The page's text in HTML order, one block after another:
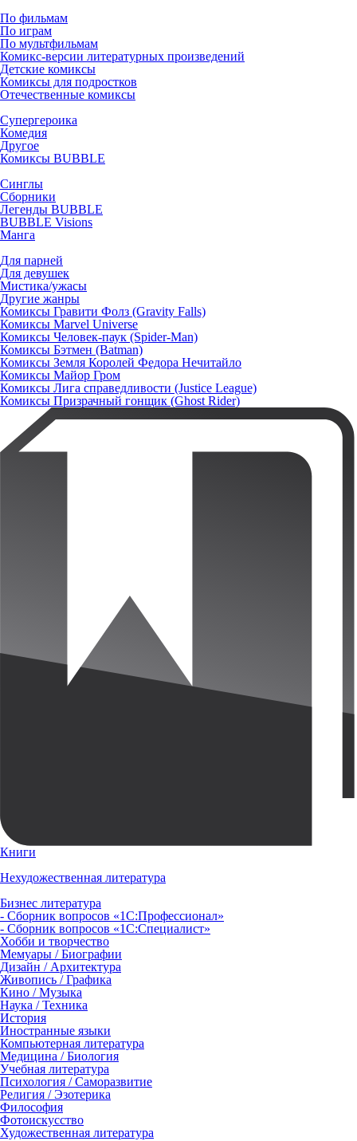
По фильмам
По играм
По мультфильмам
Комикс-версии литературных произведений
Детские комиксы
Комиксы для подростков
Отечественные комиксы
Супергероика
Комедия
Другое
Комиксы BUBBLE
Синглы
Сборники
Легенды BUBBLE
BUBBLE Visions
Манга
Для парней
Для девушек
Мистика/ужасы
Другие жанры
Комиксы Гравити Фолз (Gravity Falls)
Комиксы Marvel Universe
Комиксы Человек-паук (Spider-Man)
Комиксы Бэтмен (Batman)
Комиксы Земля Королей Федора Нечитайло
Комиксы Майор Гром
Комиксы Лига справедливости (Justice League)
Комиксы Призрачный гонщик (Ghost Rider)
Книги
Нехудожественная литература
Бизнес литература
- Сборник вопросов «1С:Профессионал»
- Сборник вопросов «1С:Специалист»
Хобби и творчество
Мемуары / Биографии
Дизайн / Архитектура
Живопись / Графика
Кино / Музыка
Наука / Техника
История
Иностранные языки
Компьютерная литература
Медицина / Биология
Учебная литература
Психология / Саморазвитие
Религия / Эзотерика
Философия
Фотоискусство
Художественная литература